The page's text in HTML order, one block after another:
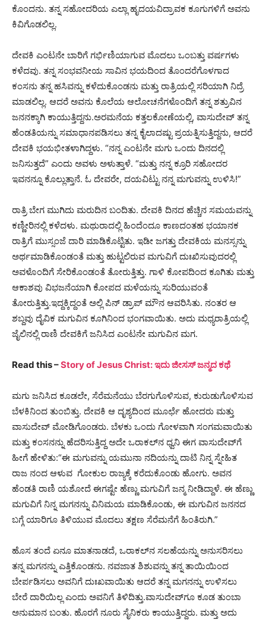
ಕೊಂದನು. ತನ್ನ ಸಹೋದರಿಯ ಎಲ್ಲಾ ಹೃದಯವಿದ್ರಾವಕ ಕೂಗುಗಳಿಗೆ ಅವನು
ಕಿವಿಗೊಡಲಿಲ್ಲ.
ದೇವಕಿ ಎಂಟನೇ ಬಾರಿಗೆ ಗರ್ಭಿಣಿಯಾಗುವ ಮೊದಲು ಒಂಬತ್ತು ವರ್ಷಗಳು
ಕಳೆದವು. ತನ್ನ ಸಂಭವನೀಯ ಸಾವಿನ ಭಯದಿಂದ ತೊಂದರೆಗೊಳಗಾದ
ಕಂಸನು ತನ್ನ ಹಸಿವನ್ನು ಕಳೆದುಕೊಂಡನು ಮತ್ತು ರಾತ್ರಿಯಲ್ಲಿ ಸರಿಯಾಗಿ ನಿದ್ರೆ
ಮಾಡಲಿಲ್ಲ. ಆದರೆ ಅವನು ಕೊಲೆಯ ಆಲೋಚನೆಗಳೊಂದಿಗೆ ತನ್ನ ಶತ್ರುವಿನ
ಜನನಕ್ಕಾಗಿ ಕಾಯುತ್ತಿದ್ದನು.ಅರಮನೆಯ ಕತ್ತಲಕೋಣೆಯಲ್ಲಿ, ವಾಸುದೇವ್ ತನ್ನ
ಹೆಂಡತಿಯನ್ನು ಸಮಾಧಾನಪಡಿಸಲು ತನ್ನ ಕೈಲಾದಷ್ಟು ಪ್ರಯತ್ನಿಸುತ್ತಿದ್ದನು, ಆದರೆ
ದೇವಕಿ ಭಯಭೀತಳಾಗಿದ್ದಳು. “ನನ್ನ ಎಂಟನೇ ಮಗು ಒಂದು ದಿನದಲ್ಲಿ
ಜನಿಸುತ್ತದೆ” ಎಂದು ಅವಳು ಅಳುತ್ತಾಳೆ. “ಮತ್ತು ನನ್ನ ಕ್ರೂರಿ ಸಹೋದರ
ಇವನನ್ನೂ ಕೊಲ್ಲುತ್ತಾನೆ. ಓ ದೇವರೇ, ದಯವಿಟ್ಟು ನನ್ನ ಮಗುವನ್ನು ಉಳಿಸಿ!”
ರಾತ್ರಿ ಬೇಗ ಮುಗಿದು ಮರುದಿನ ಬಂದಿತು. ದೇವಕಿ ದಿನದ ಹೆಚ್ಚಿನ ಸಮಯವನ್ನು
ಕಣ್ಣೀರಿನಲ್ಲಿ ಕಳೆದಳು. ಮಥುರಾದಲ್ಲಿ ಹಿಂದೆಂದೂ ಕಾಣದಂತಹ ಭಯಾನಕ
ರಾತ್ರಿಗೆ ಮುಸ್ಸಂಜೆ ದಾರಿ ಮಾಡಿಕೊಟ್ಟಿತು. ಇಡೀ ಜಗತ್ತು ದೇವಕಿಯ ಮನಸ್ಸನ್ನು
ಅರ್ಥಮಾಡಿಕೊಂಡಂತೆ ಮತ್ತು ಹುಟ್ಟಲಿರುವ ಮಗುವಿಗೆ ದುಃಖಿಸುವುದರಲ್ಲಿ
ಅವಳೊಂದಿಗೆ ಸೇರಿಕೊಂಡಂತೆ ತೋರುತ್ತಿತ್ತು. ಗಾಳಿ ಕೋಪದಿಂದ ಕೂಗಿತು ಮತ್ತು
ಆಕಾಶವು ವಿಭಜನೆಯಾಗಿ ಕೋಪದ ಮಳೆಯನ್ನು ಸುರಿಯುವಂತೆ
ತೋರುತ್ತಿತ್ತು.ಇದ್ದಕ್ಕಿದ್ದಂತೆ ಅಲ್ಲಿ ಪಿನ್ ಡ್ರಾಪ್ ಮೌನ ಆವರಿಸಿತು. ನಂತರ ಆ
ಶಬ್ದವು ದೈವಿಕ ಮಗುವಿನ ಕೂಗಿನಿಂದ ಭಂಗವಾಯಿತು. ಅದು ಮಧ್ಯರಾತ್ರಿಯಲ್ಲಿ
ಜೈಲಿನಲ್ಲಿ ರಾಣಿ ದೇವಕಿಗೆ ಜನಿಸಿದ ಎಂಟನೇ ಮಗುವಿನ ಮಗ.
Read this –Story of Jesus Christ: ಇದು ಜೀಸಸ್‌ ಜನ್ಮದ ಕಥೆ
ಮಗು ಜನಿಸಿದ ಕೂಡಲೇ, ಸೆರೆಮನೆಯು ಬೆರಗುಗೊಳಿಸುವ, ಕುರುಡುಗೊಳಿಸುವ
ಬೆಳಕಿನಿಂದ ತುಂಬಿತ್ತು. ದೇವಕಿ ಆ ದೃಶ್ಯದಿಂದ ಮೂರ್ಛೆ ಹೋದರು ಮತ್ತು
ವಾಸುದೇವ್ ಮೋಡಿಗೊಂಡರು. ಬೆಳಕು ಒಂದು ಗೋಳವಾಗಿ ಸಂಗಮವಾಯಿತು
ಮತ್ತು ಕಂಸನನ್ನು ಹೆದರಿಸುತ್ತಿದ್ದ ಅದೇ ಒರಾಕಲ್‌ನ ಧ್ವನಿ ಈಗ ವಾಸುದೇವ್‌ಗೆ
ಹೀಗೆ ಹೇಳಿತು:“ಈ ಮಗುವನ್ನು ಯಮುನಾ ನದಿಯನ್ನು ದಾಟಿ ನಿನ್ನ ಸ್ನೇಹಿತ
ರಾಜ ನಂದ ಆಳುವ ಗೋಕುಲ ರಾಜ್ಯಕ್ಕೆ ಕರೆದುಕೊಂಡು ಹೋಗು. ಅವನ
ಹೆಂಡತಿ ರಾಣಿ ಯಶೋದೆ ಈಗಷ್ಟೇ ಹೆಣ್ಣು ಮಗುವಿಗೆ ಜನ್ಮ ನೀಡಿದ್ದಾಳೆ. ಈ ಹೆಣ್ಣು
ಮಗುವಿಗೆ ನಿನ್ನ ಮಗನನ್ನು ವಿನಿಮಯ ಮಾಡಿಕೊಂಡು, ಈ ಮಗುವಿನ ಜನನದ
ಬಗ್ಗೆ ಯಾರಿಗೂ ತಿಳಿಯುವ ಮೊದಲು ತಕ್ಷಣ ಸೆರೆಮನೆಗೆ ಹಿಂತಿರುಗಿ.”
ಹೊಸ ತಂದೆ ಏನೂ ಮಾತನಾಡದೆ, ಒರಾಕಲ್‌ನ ಸಲಹೆಯನ್ನು ಅನುಸರಿಸಲು
ತನ್ನ ಮಗನನ್ನು ಎತ್ತಿಕೊಂಡನು. ನವಜಾತ ಶಿಶುವನ್ನು ತನ್ನ ತಾಯಿಯಿಂದ
ಬೇರ್ಪಡಿಸಲು ಅವನಿಗೆ ದುಃಖವಾಯಿತು ಆದರೆ ತನ್ನ ಮಗನನ್ನು ಉಳಿಸಲು
ಬೇರೆ ದಾರಿಯಿಲ್ಲ ಎಂದು ಅವನಿಗೆ ತಿಳಿದಿತ್ತು.ವಾಸುದೇವ್‌ಗೂ ಕೂಡ ತುಂಬಾ
ಅನುಮಾನ ಬಂತು. ಹೊರಗೆ ನೂರು ಸೈನಿಕರು ಕಾಯುತ್ತಿದ್ದರು. ಮತ್ತು ಅದು